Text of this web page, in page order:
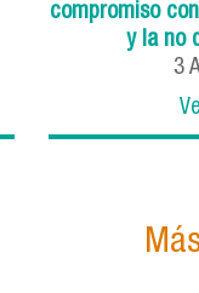
compromiso
y la no
3